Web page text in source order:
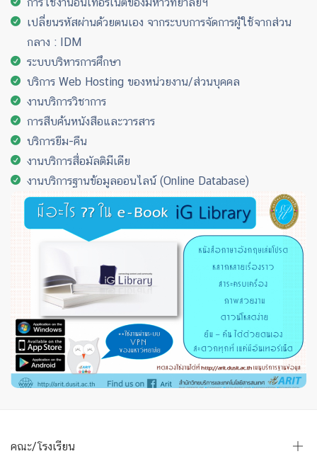
เปลี่ยนรหัสผ่านด้วยตนเอง จากระบบการจัดการผู้ใช้จากส่วน
กลาง : IDM
ระบบบริหารการศึกษา
บริการ Web Hosting ของหน่วยงาน/ส่วนบุคคล
งานบริการวิชาการ
การสืบค้นหนังสือและวารสาร
บริการยืม-คืน
งานบริการสื่อมัลติมีเดีย
งานบริการฐานข้อมูลออนไลน์ (Online Database)
คณะ/โรงเรียน